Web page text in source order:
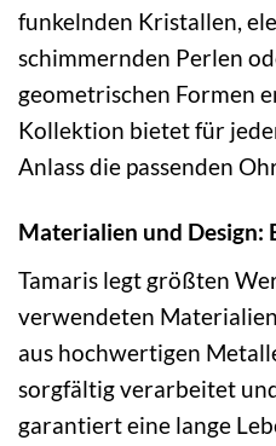
funkelnden Kristallen,
schimmernden Perlen
geometrischen Formen
Kollektion bietet für
Anlass die passenden
Materialien und Design:
Tamaris legt größten
verwendeten
aus hochwertigen
sorgfältig verarbeitet
garantiert eine lange